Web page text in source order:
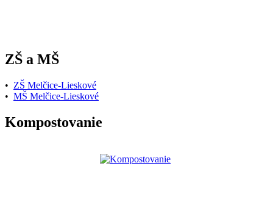
ZŠ a MŠ
• ZŠ Melčice-Lieskové
• MŠ Melčice-Lieskové
Kompostovanie